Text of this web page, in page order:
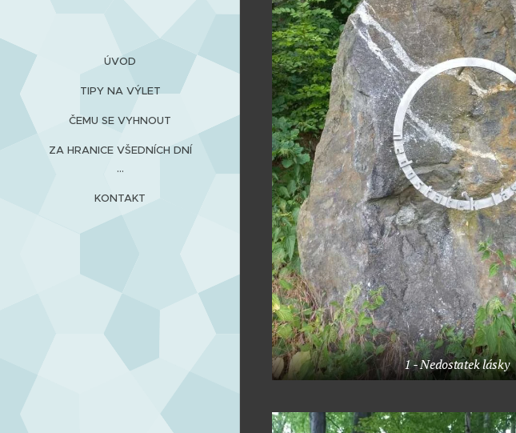
ÚVOD
TIPY NA VÝLET
ČEMU SE VYHNOUT
ZA HRANICE VŠEDNÍCH DNÍ
...
KONTAKT
1 - Nedostatek lásky